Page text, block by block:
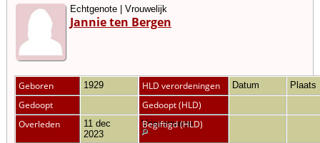
Echtgenote | Vrouwelijk
Jannie ten Bergen
Geboren 1929 HLD verordeningen Datum Plaats
Gedoopt
Gedoopt (HLD)
Overleden
11 dec
2023
Vriezenveen
Begiftigd (HLD)